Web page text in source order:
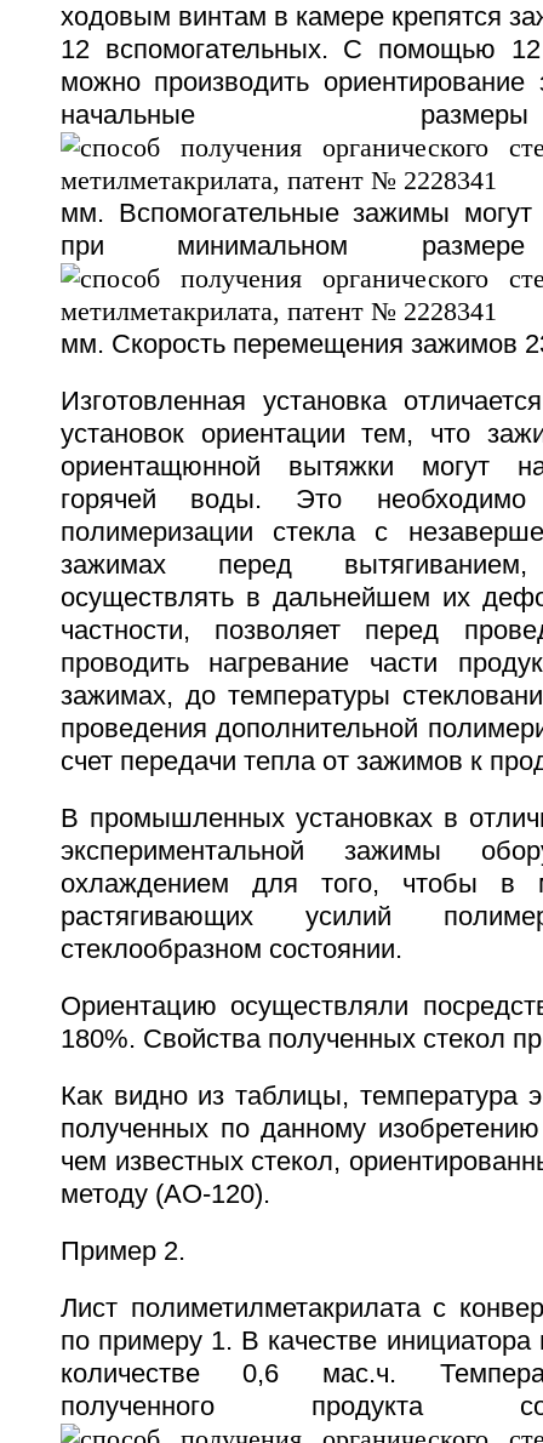
ходовым винтам в камере крепятся
12 вспомогательных. С помощью
можно производить
начальные
мм. Вспомогательные зажимы могут
при минимальном
мм. Скорость перемещения зажимов
Изготовленная установка
установок ориентации тем, что
ориентащюнной вытяжки могут
горячей воды. Это необходимо
полимеризации стекла с
зажимах перед
осуществлять в дальнейшем их
частности, позволяет перед
проводить нагревание части
зажимах, до температуры
проведения дополнительной
счет передачи тепла от зажимов к
В промышленных установках в
экспериментальной зажимы
охлаждением для того, чтобы в
растягивающих усилий
стеклообразном состоянии.
Ориентацию осуществляли
180%. Свойства полученных стекол
Как видно из таблицы, температура
полученных по данному
чем известных стекол,
методу (АО-120).
Пример 2.
Лист полиметилметакрилата с
по примеру 1. В качестве
количестве 0,6 мас.ч.
полученного продукта